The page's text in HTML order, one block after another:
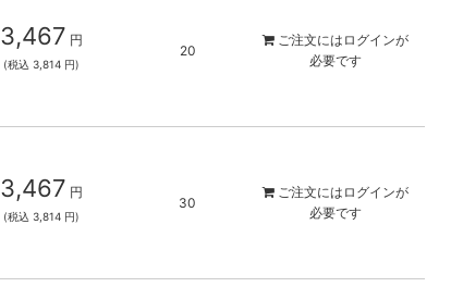
3,467 円
(税込 3,814 円)
20
ご注文には ログインが
必要です
3,467 円
(税込 3,814 円)
30
ご注文には ログインが
必要です